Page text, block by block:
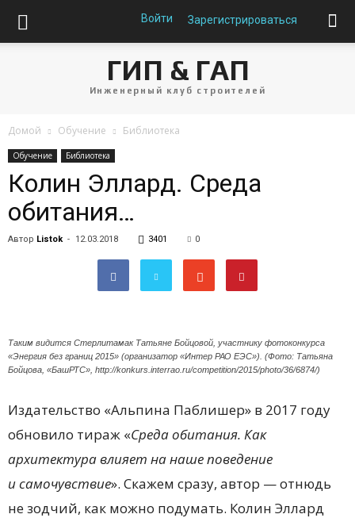
Войти Зарегистрироваться
ГИП & ГАП
Инженерный клуб строителей
Домой Обучение Библиотека
Обучение Библиотека
Колин Эллард. Среда
обитания…
Автор Listok - 12.03.2018 3401 0
Таким видится Стерлитамак Татьяне Бойцовой, участнику фотоконкурса
«Энергия без границ 2015» (организатор «Интер РАО ЕЭС»). (Фото: Татьяна
Бойцова, «БашРТС», http://konkurs.interrao.ru/competition/2015/photo/36/6874/)
Издательство «Альпина Паблишер» в 2017 году
обновило тираж «Среда обитания. Как
архитектура влияет на наше поведение
и самочувствие». Скажем сразу, автор — отнюдь
не зодчий, как можно подумать. Колин Эллард